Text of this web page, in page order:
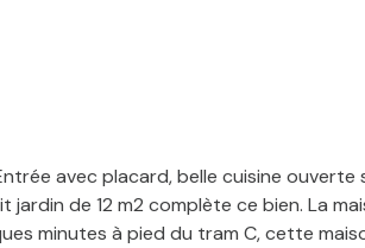
avec placard, belle cuisine
de 12 m2 complète ce bien. La
minutes à pied du tram C, cette